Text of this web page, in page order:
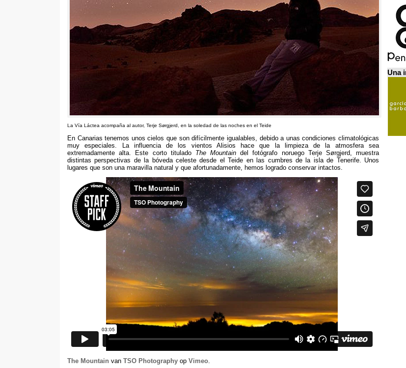
La Vía Láctea acompaña al autor, Terje Sørgjerd en la soledad de las noches en el Teide
En Canarias tenemos unos cielos que son difícilmente igualables
debido a unas condiciones climatológicas
muy especiales
La influencia de los vientos Alisios hace que la limpieza de la atmosfera sea
extremadamente alta
Este corto titulado The Mountain del fotógrafo noruego Terje Sørgjerd,muestra
distintas perspectivas de la bóveda celeste desde el Teide en las cumbres de la isla de Tenerife. Unos
lugares que son una maravilla natural y que afortunadamente hemos logrado conservar intactos
The Mountain van TSO Photography op Vimeo.
Una